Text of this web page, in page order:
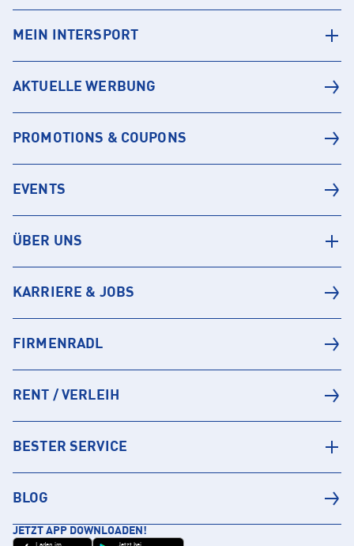
MEIN INTERSPORT
AKTUELLE WERBUNG
PROMOTIONS & COUPONS
EVENTS
ÜBER UNS
KARRIERE & JOBS
FIRMENRADL
RENT / VERLEIH
BESTER SERVICE
BLOG
JETZT APP DOWNLOADEN!